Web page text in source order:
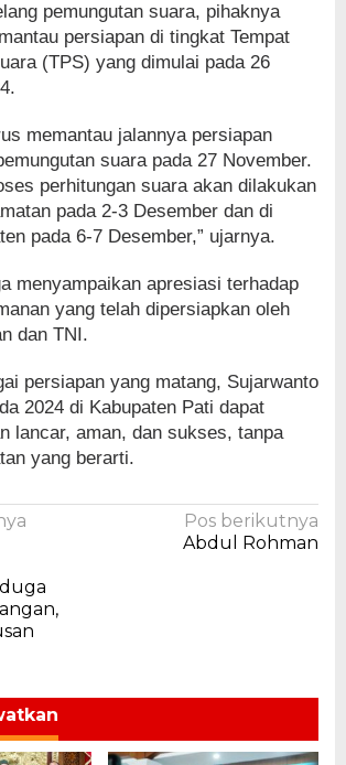
pemungutan suara, pihaknya
persiapan di tingkat Tempat
(TPS) yang dimulai pada 26
memantau jalannya persiapan
suara pada 27 November.
perhitungan suara akan dilakukan
pada 2-3 Desember dan di
pada 6-7 Desember,” ujarnya.
menyampaikan apresiasi terhadap
yang telah dipersiapkan oleh
dan TNI.
persiapan yang matang, Sujarwanto
2024 di Kabupaten Pati dapat
lancar, aman, dan sukses, tanpa
yang berarti.
Pos berikutnya
Abdul Rohman